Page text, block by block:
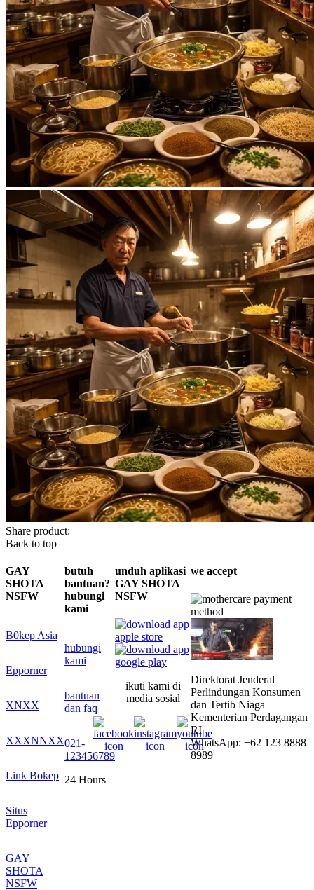
Share product:
Back to top
GAY
SHOTA
NSFW
B0kep Asia
Epporner
XNXX
XXXNNXX
Link Bokep
Situs
Epporner
GAY
SHOTA
NSFW
butuh
bantuan?
hubungi
kami
hubungi
kami
bantuan
dan faq
021-
123456789
24 Hours
unduh aplikasi
GAY SHOTA
NSFW
ikuti kami di
media sosial
we accept
Direktorat Jenderal
Perlindungan Konsumen
dan Tertib Niaga
Kementerian Perdagangan
RI
WhatsApp: +62 123 8888
8989